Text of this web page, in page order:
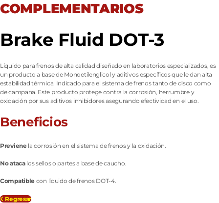
COMPLEMENTARIOS
Brake Fluid DOT-3
Líquido para frenos de alta calidad diseñado en laboratorios especializados, es
un producto a base de Monoetilenglicol y aditivos específicos que le dan alta
estabilidad térmica. Indicado para el sistema de frenos tanto de disco como
de campana. Este producto protege contra la corrosión, herrumbre y
oxidación por sus aditivos inhibidores asegurando efectividad en el uso.
Beneficios
Previene la corrosión en el sistema de frenos y la oxidación.
No ataca los sellos o partes a base de caucho.
Compatible con líquido de frenos DOT-4.
Regresar